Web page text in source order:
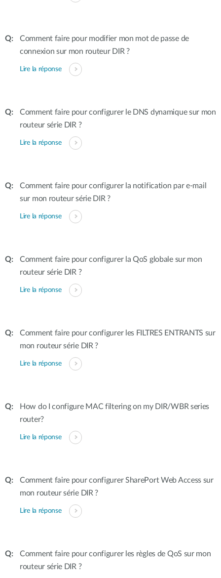
Comment faire pour modifier mon mot de passe de
connexion sur mon routeur DIR ?
Lire la réponse
Comment faire pour configurer le DNS dynamique sur mon
routeur série DIR ?
Lire la réponse
Comment faire pour configurer la notification par e-mail
sur mon routeur série DIR ?
Lire la réponse
Comment faire pour configurer la QoS globale sur mon
routeur série DIR ?
Lire la réponse
Comment faire pour configurer les FILTRES ENTRANTS sur
mon routeur série DIR ?
Lire la réponse
How do I configure MAC filtering on my DIR/WBR series
router?
Lire la réponse
Comment faire pour configurer SharePort Web Access sur
mon routeur série DIR ?
Lire la réponse
Comment faire pour configurer les règles de QoS sur mon
routeur série DIR ?